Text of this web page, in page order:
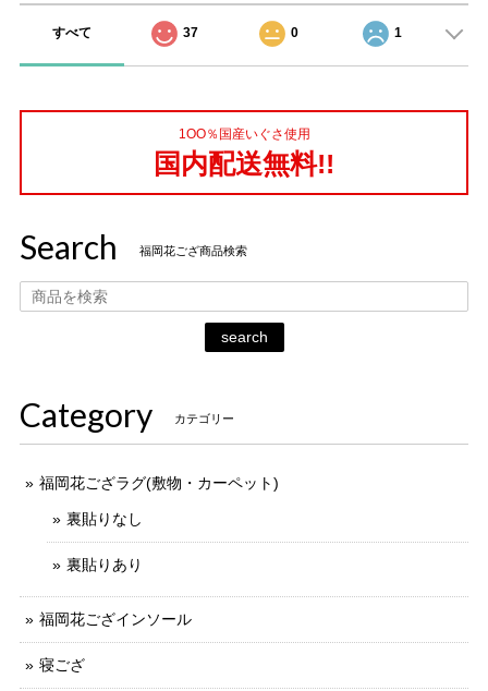
すべて 37 0 1
1OO％国産いぐさ使用
国内配送無料!!
Search 福岡花ござ商品検索
search
Category カテゴリー
福岡花ござラグ(敷物・カーペット)
裏貼りなし
裏貼りあり
福岡花ござインソール
寝ござ